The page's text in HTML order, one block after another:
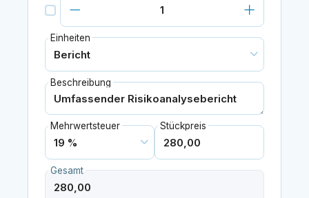
Einheiten
Beschreibung
Mehrwertsteuer Stückpreis
Gesamt